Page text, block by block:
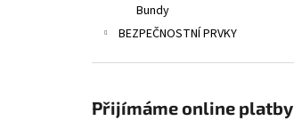
Bundy
BEZPEČNOSTNÍ PRVKY
Přijímáme online platby